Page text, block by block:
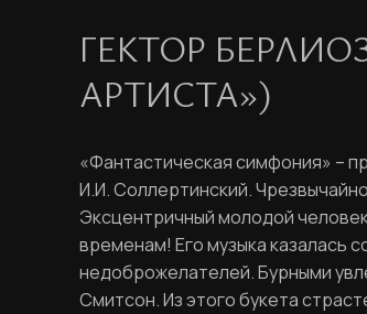
ГЕКТОР
АРТИСТА»)
«Фантастическая симфония» –
И.И. Соллертинский.
Эксцентричный молодой
временам! Его музыка казалась
недоброжелателей. Бурными
Смитсон. Из этого букета